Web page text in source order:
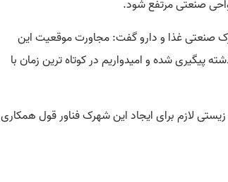
صنعتی مرتفع شود.
صنعتی غذا و دارو گفت: مجاورت موقعیت این
پیگیری شده و امیدواریم در کوتاه ترین زمان با
لازم برای ایجاد این شهرک فناور قول همکاری